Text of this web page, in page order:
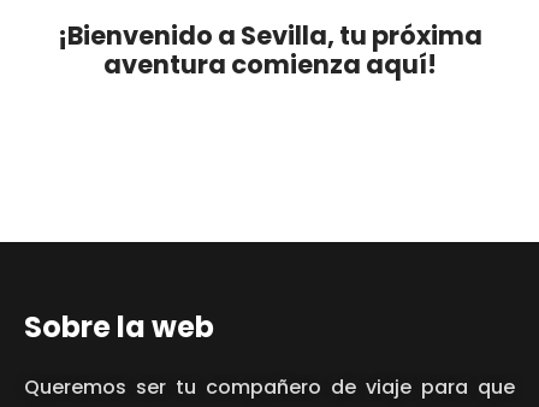
¡Bienvenido a Sevilla, tu próxima
aventura comienza aquí!
Sobre la web
Queremos ser tu compañero de viaje para que